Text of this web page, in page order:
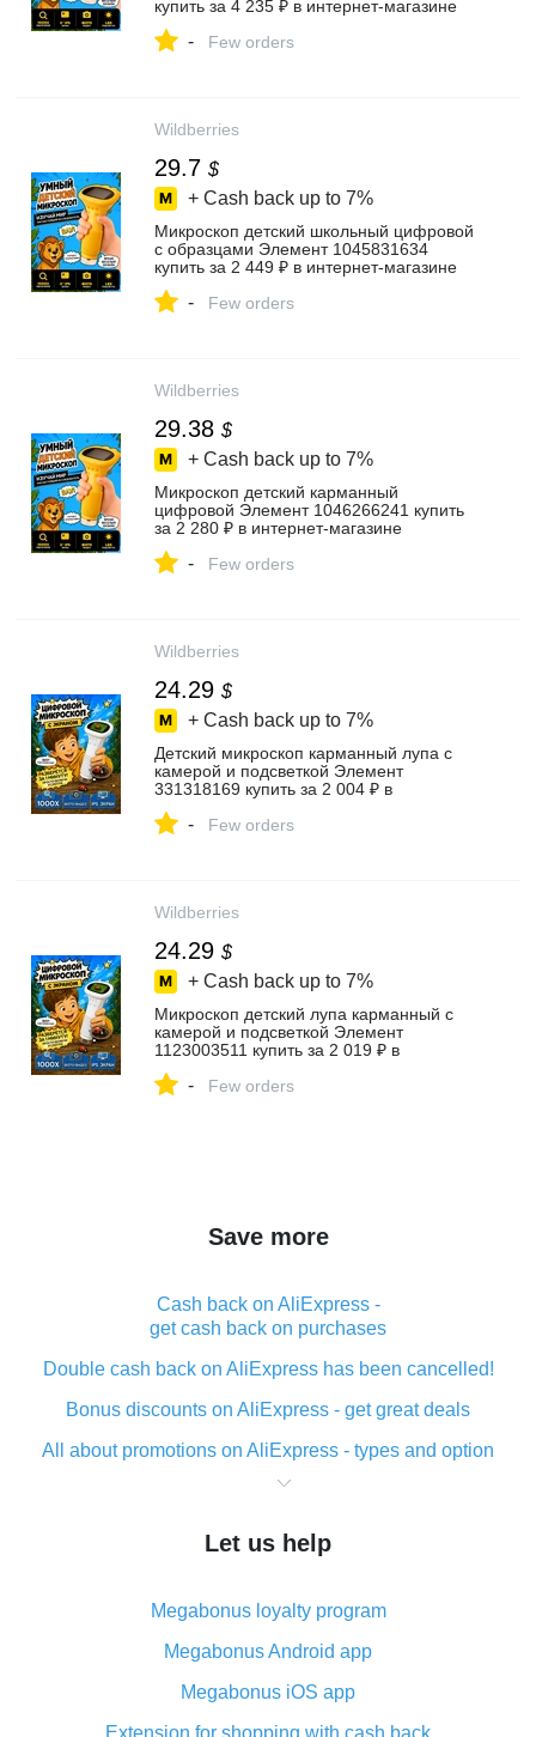
купить за 4 235 ₽ в интернет‑магазине
- Few orders
Wildberries
29.7 $
+ Cash back up to 7%
Микроскоп детский школьный цифровой
с образцами Элемент 1045831634
купить за 2 449 ₽ в интернет‑магазине
- Few orders
Wildberries
29.38 $
+ Cash back up to 7%
Микроскоп детский карманный
цифровой Элемент 1046266241 купить
за 2 280 ₽ в интернет‑магазине
- Few orders
Wildberries
24.29 $
+ Cash back up to 7%
Детский микроскоп карманный лупа с
камерой и подсветкой Элемент
331318169 купить за 2 004 ₽ в
- Few orders
Wildberries
24.29 $
+ Cash back up to 7%
Микроскоп детский лупа карманный с
камерой и подсветкой Элемент
1123003511 купить за 2 019 ₽ в
- Few orders
Save more
Cash back on AliExpress -
get cash back on purchases
Double cash back on AliExpress has been cancelled!
Bonus discounts on AliExpress - get great deals
All about promotions on AliExpress - types and option
What is cash back when making purchases on
The best place to download cash back for AliExpress
What is the AliExpress cash back plugin and what are
its advantages
Cash back from the AliExpress mobile app -
advantages of the plugin
Let us help
Megabonus loyalty program
Megabonus Android app
Megabonus iOS app
Extension for shopping with cash back